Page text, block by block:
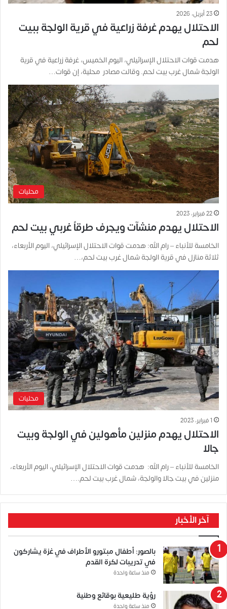
23 أبريل، 2026
الاحتلال يهدم غرفة زراعية في قرية الولجة ببيت
لحم
هدمت قوات الاحتلال الإسرائيلي، اليوم الخميس، غرفة زراعية في قرية
الولجة شمال غرب بيت لحم. وقالت مصادر محلية، إن قوات…
محليات
22 فبراير، 2023
الاحتلال يهدم منشآت ويجرف طرقاً غربي بيت لحم
الخامسة للأنباء – رام الله: هدمت قوات الاحتلال الإسرائيلي، اليوم الأربعاء،
ثلاثة منازل في قرية الولجة شمال غرب بيت لحم،…
محليات
1 فبراير، 2023
الاحتلال يهدم منزلين مأهولين في الولجة وبيت
جالا
الخامسة للأنباء – رام الله: هدمت قوات الاحتلال الإسرائيلي، اليوم الأربعاء،
منزلين في بيت جالا والولجة، شمال غرب بيت لحم.…
آخر الأخبار
بالصور: أطفال مبتورو الأطراف في غزة يشاركون
في تدريبات لكرة القدم
منذ ساعة واحدة
رؤية طليعية بوقائع وطنية
منذ ساعة واحدة